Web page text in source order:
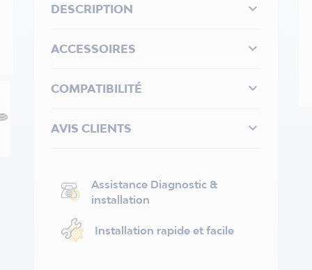
DESCRIPTION 
ACCESSOIRES 
COMPATIBILITÉ 
AVIS CLIENTS 
Assistance Diagnostic &
installation
Installation rapide et facile